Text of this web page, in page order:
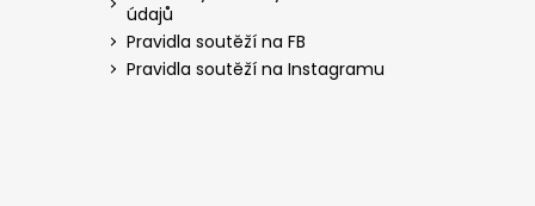
údajů
Pravidla soutěží na FB
Pravidla soutěží na Instagramu